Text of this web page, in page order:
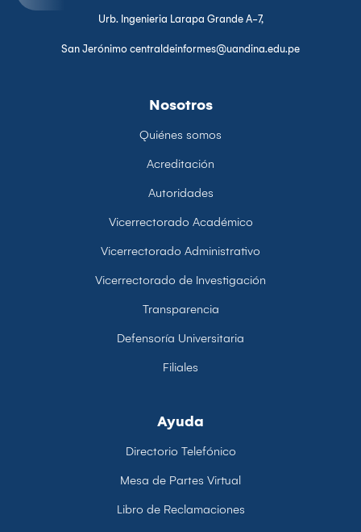
Urb. Ingenieria Larapa Grande A-7,
San Jerónimo centraldeinformes@uandina.edu.pe
Nosotros
Quiénes somos
Acreditación
Autoridades
Vicerrectorado Académico
Vicerrectorado Administrativo
Vicerrectorado de Investigación
Transparencia
Defensoría Universitaria
Filiales
Ayuda
Directorio Telefónico
Mesa de Partes Virtual
Libro de Reclamaciones